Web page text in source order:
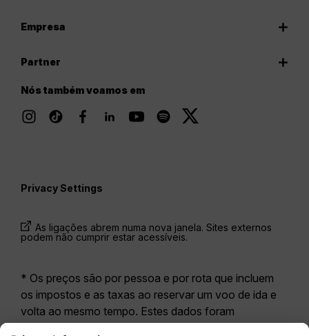
Empresa
Partner
Nós também voamos em
Privacy Settings
As ligações abrem numa nova janela. Sites externos
podem não cumprir estar acessíveis.
* Os preços são por pessoa e por rota que incluem
os impostos e as taxas ao reservar um voo de ida e
volta ao mesmo tempo. Estes dados foram